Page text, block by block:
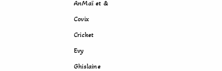
AnMaï et &
Covix
Cricket
Evy
Ghislaine